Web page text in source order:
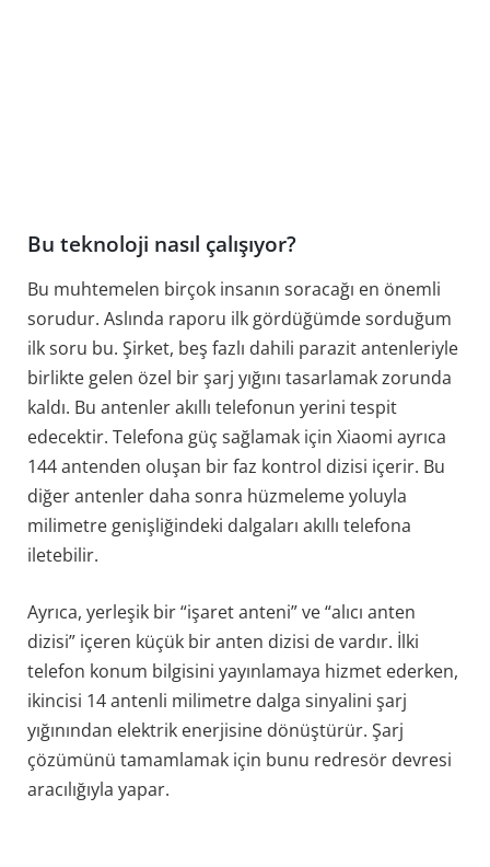
Bu teknoloji nasıl çalışıyor?
Bu muhtemelen birçok insanın soracağı en önemli
sorudur. Aslında raporu ilk gördüğümde sorduğum
ilk soru bu. Şirket, beş fazlı dahili parazit antenleriyle
birlikte gelen özel bir şarj yığını tasarlamak zorunda
kaldı. Bu antenler akıllı telefonun yerini tespit
edecektir. Telefona güç sağlamak için Xiaomi ayrıca
144 antenden oluşan bir faz kontrol dizisi içerir. Bu
diğer antenler daha sonra hüzmeleme yoluyla
milimetre genişliğindeki dalgaları akıllı telefona
iletebilir.
Ayrıca, yerleşik bir “işaret anteni” ve “alıcı anten
dizisi” içeren küçük bir anten dizisi de vardır. İlki
telefon konum bilgisini yayınlamaya hizmet ederken,
ikincisi 14 antenli milimetre dalga sinyalini şarj
yığınından elektrik enerjisine dönüştürür. Şarj
çözümünü tamamlamak için bunu redresör devresi
aracılığıyla yapar.